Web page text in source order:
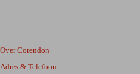
Over Corendon
Adres & Telefoon